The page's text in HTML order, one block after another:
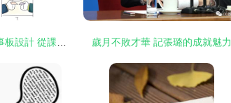
歲月不敗才華 記張璐的成就魅力